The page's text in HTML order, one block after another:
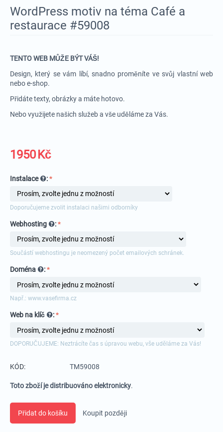
WordPress motiv na téma Café a
restaurace #59008
TENTO WEB MŮŽE BÝT VÁŠ!
Design, který se vám líbí, snadno proměníte ve svůj vlastní web
nebo e-shop.
Přidáte texty, obrázky a máte hotovo.
Nebo využijete našich služeb a vše uděláme za Vás.
1950Kč
Instalace :
Doporučujeme zvolit instalaci našimi odborníky
Webhosting :
Součástí webhostingu je neomezený počet emailových schránek.
Doména :
Např.: www.vasefirma.cz
Web na klíč :
DOPORUČUJEME: Neztrácíte čas s úpravou webu, vše uděláme za Vás!
KÓD: TM59008
Toto zboží je distribuováno elektronicky.
Přidat do košíku Koupit později